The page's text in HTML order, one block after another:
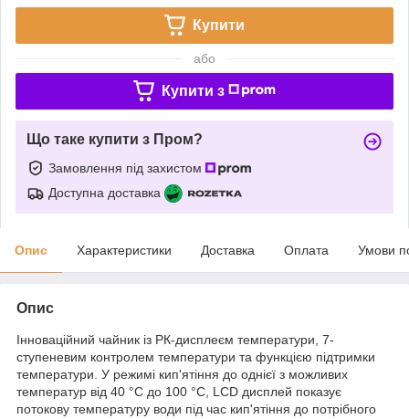
Купити
або
Купити з
Що таке купити з Пром?
Замовлення під захистом
Доступна доставка
Опис Характеристики Доставка Оплата Умови
Опис
Інноваційний чайник із РК-дисплеєм температури, 7-
ступеневим контролем температури та функцією підтримки
температури. У режимі кип'ятіння до однієї з можливих
температур від 40 °C до 100 °C, LCD дисплей показує
потокову температуру води під час кип'ятіння до потрібного